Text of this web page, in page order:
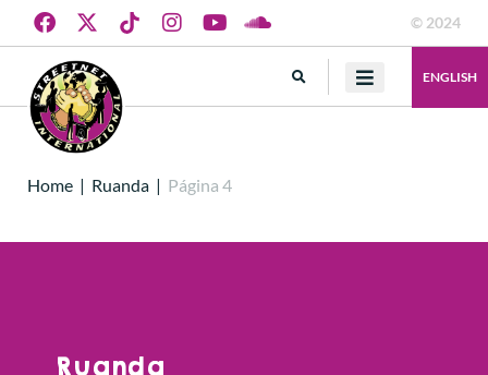
© 2024
ENGLISH
Home | Ruanda | Página 4